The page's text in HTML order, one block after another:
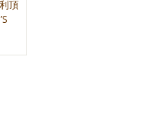
頂